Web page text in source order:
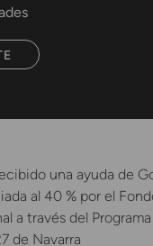
una ayuda de
al 40 % por el
a través del
de Navarra